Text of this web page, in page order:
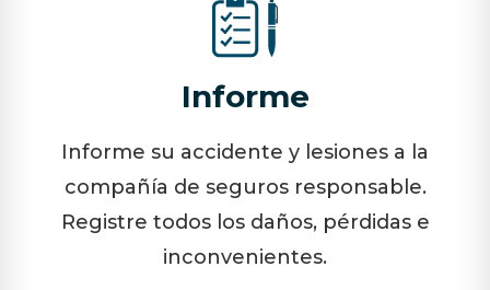
Informe
Informe su accidente y lesiones a la
compañía de seguros responsable.
Registre todos los daños, pérdidas e
inconvenientes.